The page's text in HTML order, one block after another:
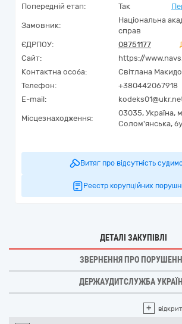
Попередній етап:
Так
Замовник:
Національна
справ
ЄДРПОУ:
08751177
Сайт:
https://
Контактна особа:
Світлана
Телефон:
+380442067918
E-mail:
Місцезнаходження:
03035, Україна,
Солом'янська,
Витяг про відсутність
Реєстр корупційних
ДЕТАЛІ ЗАКУПІВЛІ
ЗВЕРНЕННЯ ПРО
ДЕРЖАУДИТСЛУЖБА
+